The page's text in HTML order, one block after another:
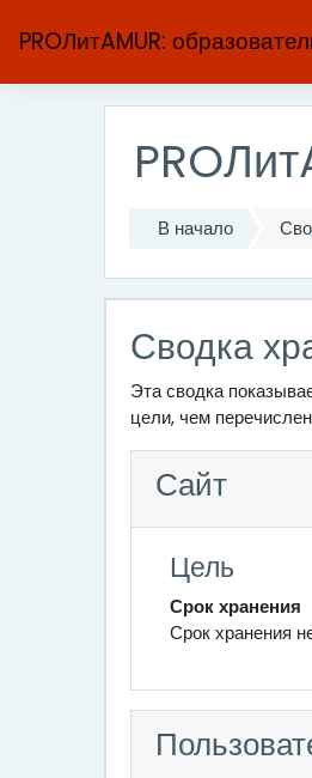
PROЛитAMUR:
В начало
Сводка
Эта сводка
цели, чем
Сайт
Цель
Срок хранения
Срок хранения